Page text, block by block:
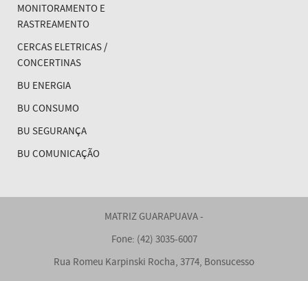
MONITORAMENTO E
RASTREAMENTO
CERCAS ELETRICAS /
CONCERTINAS
BU ENERGIA
BU CONSUMO
BU SEGURANÇA
BU COMUNICAÇÃO
MATRIZ GUARAPUAVA -
Fone: (42) 3035-6007
Rua Romeu Karpinski Rocha, 3774, Bonsucesso